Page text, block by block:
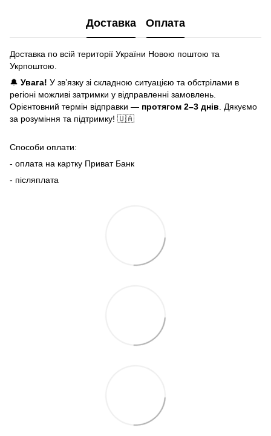
Доставка Оплата
Доставка по всій території України Новою поштою та
Укрпоштою.
🔔 Увага! У зв’язку зі складною ситуацією та обстрілами в
регіоні можливі затримки у відправленні замовлень.
Орієнтовний термін відправки — протягом 2–3 днів . Дякуємо
за розуміння та підтримку! 🇺🇦
Способи оплати:
- оплата на картку Приват Банк
- післяплата